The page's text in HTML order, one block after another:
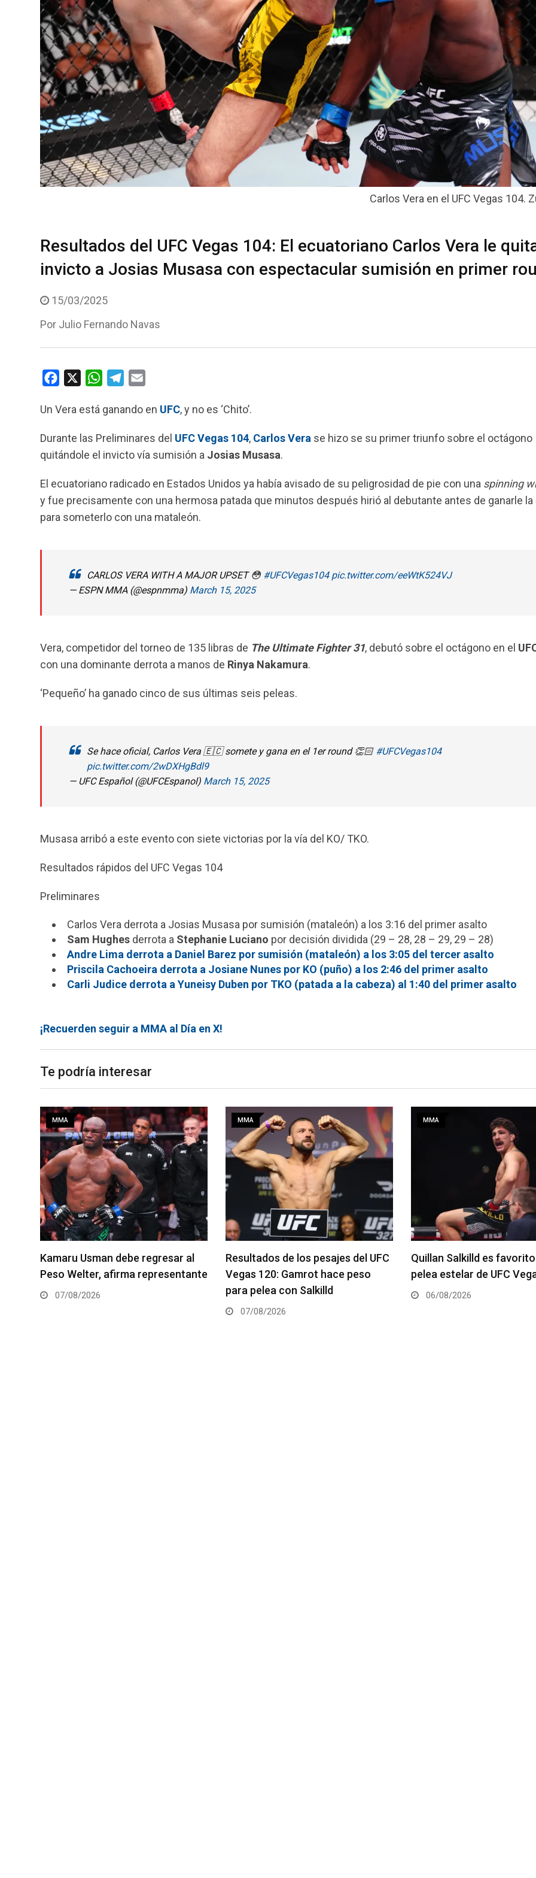
Carlos Vera en el UFC Vegas 104.
Resultados del UFC Vegas 104: El ecuatoriano Carlos Vera le
invicto a Josias Musasa con espectacular sumisión en primer
15/03/2025
Por Julio Fernando Navas
c
b
o
W
a
s
A
l
g
r
a
m
a
l
Un Vera está ganando en UFC, y no es ‘Chito’.
Durante las Preliminares del UFC Vegas 104, Carlos Vera se hizo se su primer triunfo sobre el octágono
quitándole el invicto vía sumisión a Josias Musasa.
El ecuatoriano radicado en Estados Unidos ya había avisado de su peligrosidad de pie con una spinning
y fue precisamente con una hermosa patada que minutos después hirió al debutante antes de ganarle la
para someterlo con una mataleón.
CARLOS VERA WITH A MAJOR UPSET 😳 #UFCVegas104 pic.twitter.com/eeWtK524VJ
— ESPN MMA (@espnmma) March 15, 2025
Vera, competidor del torneo de 135 libras de The Ultimate Fighter 31, debutó sobre el octágono en el
con una dominante derrota a manos de Rinya Nakamura.
‘Pequeño’ ha ganado cinco de sus últimas seis peleas.
Se hace oficial, Carlos Vera 🇪🇨 somete y gana en el 1er round 👏🏻 #UFCVegas104
pic.twitter.com/2wDXHgBdl9
— UFC Español (@UFCEspanol) March 15, 2025
Musasa arribó a este evento con siete victorias por la vía del KO/ TKO.
Resultados rápidos del UFC Vegas 104
Preliminares
Carlos Vera derrota a Josias Musasa por sumisión (mataleón) a los 3:16 del primer asalto
Sam Hughes derrota a Stephanie Luciano por decisión dividida (29 – 28, 28 – 29, 29 – 28)
Andre Lima derrota a Daniel Barez por sumisión (mataleón) a los 3:05 del tercer asalto
Priscila Cachoeira derrota a Josiane Nunes por KO (puño) a los 2:46 del primer asalto
Carli Judice derrota a Yuneisy Duben por TKO (patada a la cabeza) al 1:40 del primer asalto
¡Recuerden seguir a MMA al Día en X!
Te podría interesar
MMA
Resultados de los pesajes del UFC
Vegas 120: Gamrot hace peso
para pelea con Salkilld
MMA
Quillan Salkilld es favorito para la
pelea estelar de UFC Vegas 120
06/08/2026
MMA
Se anuncia la cartelera
del UFC 331
06/08/2026